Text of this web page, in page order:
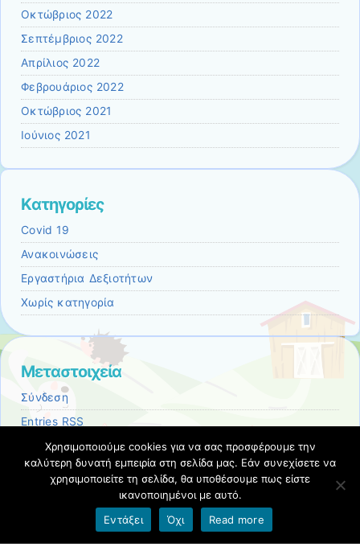
Οκτώβριος 2022
Σεπτέμβριος 2022
Απρίλιος 2022
Φεβρουάριος 2022
Οκτώβριος 2021
Ιούνιος 2021
Kατηγορίες
Covid 19
Ανακοινώσεις
Εργαστήρια Δεξιοτήτων
Χωρίς κατηγορία
Μεταστοιχεία
Σύνδεση
Entries RSS
CommentsRSS
Εκπαιδευτικές Κοινότητες & Ιστολόγια ΠΣΔ
Όροι χρήσης blogs.sch.gr| Δήλωση προσβασιμότητας
Χρησιμοποιούμε cookies για να σας προσφέρουμε την
καλύτερη δυνατή εμπειρία στη σελίδα μας. Εάν συνεχίσετε να
χρησιμοποιείτε τη σελίδα, θα υποθέσουμε πως είστε
ικανοποιημένοι με αυτό.
Εντάξει
Όχι Read more